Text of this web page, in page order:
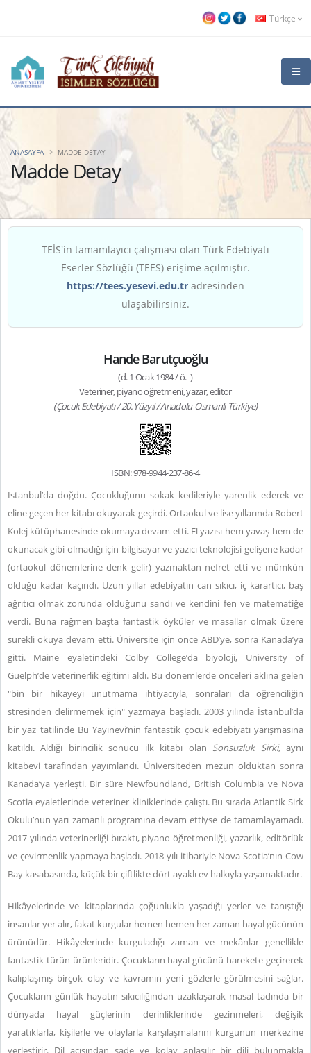
Türkçe
Madde Detay
ANASAYFA MADDE DETAY
TEİS'in tamamlayıcı çalışması olan Türk Edebiyatı
Eserler Sözlüğü (TEES) erişime açılmıştır.
https://tees.yesevi.edu.tr adresinden
ulaşabilirsiniz.
Hande Barutçuoğlu
(d. 1 Ocak 1984 / ö. -)
Veteriner, piyano öğretmeni, yazar, editör
(Çocuk Edebiyatı / 20. Yüzyıl / Anadolu-Osmanlı-Türkiye)
ISBN: 978-9944-237-86-4
İstanbul’da doğdu. Çocukluğunu sokak kedileriyle yarenlik ederek ve
eline geçen her kitabı okuyarak geçirdi. Ortaokul ve lise yıllarında Robert
Kolej kütüphanesinde okumaya devam etti. El yazısı hem yavaş hem de
okunacak gibi olmadığı için bilgisayar ve yazıcı teknolojisi gelişene kadar
(ortaokul dönemlerine denk gelir) yazmaktan nefret etti ve mümkün
olduğu kadar kaçındı. Uzun yıllar edebiyatın can sıkıcı, iç karartıcı, baş
ağrıtıcı olmak zorunda olduğunu sandı ve kendini fen ve matematiğe
verdi. Buna rağmen başta fantastik öyküler ve masallar olmak üzere
sürekli okuya devam etti. Üniversite için önce ABD’ye, sonra Kanada’ya
gitti. Maine eyaletindeki Colby College’da biyoloji, University of
Guelph’de veterinerlik eğitimi aldı. Bu dönemlerde önceleri aklına gelen
"bin bir hikayeyi unutmama ihtiyacıyla, sonraları da öğrenciliğin
stresinden delirmemek için" yazmaya başladı. 2003 yılında İstanbul’da
bir yaz tatilinde Bu Yayınevi’nin fantastik çocuk edebiyatı yarışmasına
katıldı. Aldığı birincilik sonucu ilk kitabı olan Sonsuzluk Sirki, aynı
kitabevi tarafından yayımlandı. Üniversiteden mezun olduktan sonra
Kanada’ya yerleşti. Bir süre Newfoundland, British Columbia ve Nova
Scotia eyaletlerinde veteriner kliniklerinde çalıştı. Bu sırada Atlantik Sirk
Okulu’nun yarı zamanlı programına devam ettiyse de tamamlayamadı.
2017 yılında veterinerliği bıraktı, piyano öğretmenliği, yazarlık, editörlük
ve çevirmenlik yapmaya başladı. 2018 yılı itibariyle Nova Scotia’nın Cow
Bay kasabasında, küçük bir çiftlikte dört ayaklı ev halkıyla yaşamaktadır.
Hikâyelerinde ve kitaplarında çoğunlukla yaşadığı yerler ve tanıştığı
insanlar yer alır, fakat kurgular hemen hemen her zaman hayal gücünün
ürünüdür. Hikâyelerinde kurguladığı zaman ve mekânlar genellikle
fantastik türün ürünleridir. Çocukların hayal gücünü harekete geçirerek
kalıplaşmış birçok olay ve kavramın yeni gözlerle görülmesini sağlar.
Çocukların günlük hayatın sıkıcılığından uzaklaşarak masal tadında bir
dünyada hayal güçlerinin derinliklerinde gezinmeleri, değişik
yaratıklarla, kişilerle ve olaylarla karşılaşmalarını kurgunun merkezine
yerleştirir. Dil açısından sade ve kolay anlaşılır bir dili bulunmakla